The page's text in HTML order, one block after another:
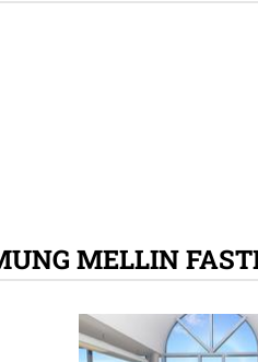
MELLIN